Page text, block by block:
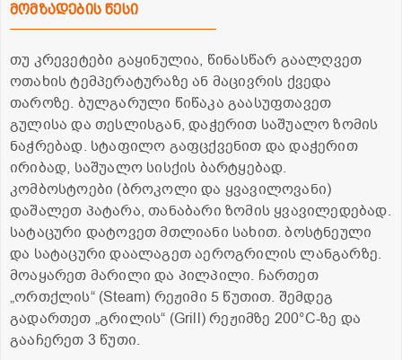
მომზადების წესი
თუ კრევეტები გაყინულია, წინასწარ გაალღვეთ
ოთახის ტემპერატურაზე ან მაცივრის ქვედა
თაროზე. ბულგარული წიწაკა გაასუფთავეთ
გულისა და თესლისგან, დაჭერით საშუალო ზომის
ნაჭრებად. სტაფილო გაფცქვენით და დაჭერით
ირიბად, საშუალო სისქის ბარტყებად.
კომბოსტოები (ბროკოლი და ყვავილოვანი)
დაშალეთ პატარა, თანაბარი ზომის ყვავილედებად.
სატაცური დატოვეთ მთლიანი სახით. ბოსტნეული
და სატაცური დაალაგეთ აეროგრილის ლანგარზე.
მოაყარეთ მარილი და პილპილი. ჩართეთ
„ორთქლის“ (Steam) რეჟიმი 5 წუთით. შემდეგ
გადართეთ „გრილის“ (Grill) რეჟიმზე 200°C-ზე და
გააჩერეთ 3 წუთი.